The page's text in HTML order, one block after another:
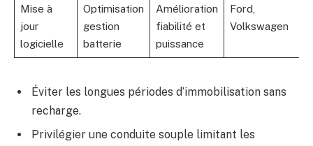
Mise à
jour
logicielle
Optimisation
gestion
batterie
Amélioration
fiabilité et
puissance
Ford,
Volkswagen
Éviter les longues périodes d’immobilisation sans
recharge.
Privilégier une conduite souple limitant les